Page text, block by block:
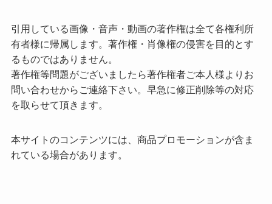
引用している画像・音声・動画の著作権は全て各権利所
有者様に帰属します。著作権・肖像権の侵害を目的とす
るものではありません。
著作権等問題がございましたら著作権者ご本人様よりお
問い合わせからご連絡下さい。早急に修正削除等の対応
を取らせて頂きます。
本サイトのコンテンツには、商品プロモーションが含ま
れている場合があります。